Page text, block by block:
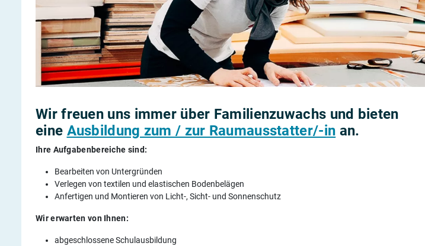
Wir freuen uns immer über Familienzuwachs und bieten
eine Ausbildung zum / zur Raumausstatter/-in an.
Ihre Aufgabenbereiche sind:
Bearbeiten von Untergründen
Verlegen von textilen und elastischen Bodenbelägen
Anfertigen und Montieren von Licht-, Sicht- und Sonnenschutz
Wir erwarten von Ihnen:
abgeschlossene Schulausbildung